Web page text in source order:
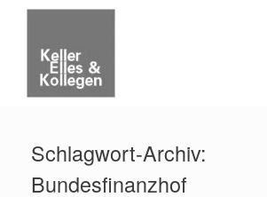
Schlagwort-Archiv:
Bundesfinanzhof